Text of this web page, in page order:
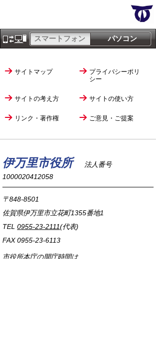
パソコン
スマートフォン
サイトマップ
プライバシーポリ
シー
サイトの考え方 サイトの使い方
リンク・著作権 ご意見・ご提案
伊万里市役所
法人番号
1000020412058
〒848-8501
佐賀県伊万里市立花町1355番地1
TEL 0955-23-2111(代表)
FAX 0955-23-6113
市役所本庁の開庁時間は